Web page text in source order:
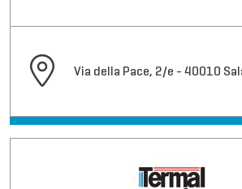
Via della Pace, 2/e - 40010